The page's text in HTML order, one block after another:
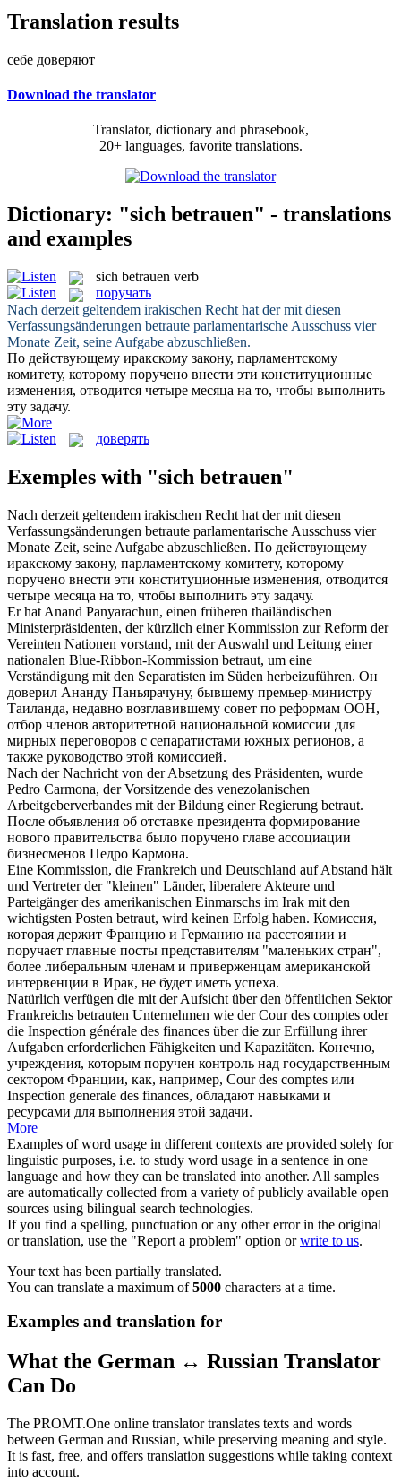
Translation results
себе доверяют
Download the translator
Translator, dictionary and phrasebook,
20+ languages, favorite translations.
Dictionary: "sich betrauen" - translations
and examples
sich betrauen verb
поручать
Nach derzeit geltendem irakischen Recht hat der mit diesen
Verfassungsänderungen betraute parlamentarische Ausschuss vier
Monate Zeit, seine Aufgabe abzuschließen.
По действующему иракскому закону, парламентскому
комитету, которому поручено внести эти конституционные
изменения, отводится четыре месяца на то, чтобы выполнить
эту задачу.
доверять
Exemples with "sich betrauen"
Nach derzeit geltendem irakischen Recht hat der mit diesen
Verfassungsänderungen betraute parlamentarische Ausschuss vier
Monate Zeit, seine Aufgabe abzuschließen. По действующему
иракскому закону, парламентскому комитету, которому
поручено внести эти конституционные изменения, отводится
четыре месяца на то, чтобы выполнить эту задачу.
Er hat Anand Panyarachun, einen früheren thailändischen
Ministerpräsidenten, der kürzlich einer Kommission zur Reform der
Vereinten Nationen vorstand, mit der Auswahl und Leitung einer
nationalen Blue-Ribbon-Kommission betraut, um eine
Verständigung mit den Separatisten im Süden herbeizuführen. Он
доверил Ананду Паньярачуну, бывшему премьер-министру
Таиланда, недавно возглавившему совет по реформам ООН,
отбор членов авторитетной национальной комиссии для
мирных переговоров с сепаратистами южных регионов, а
также руководство этой комиссией.
Nach der Nachricht von der Absetzung des Präsidenten, wurde
Pedro Carmona, der Vorsitzende des venezolanischen
Arbeitgeberverbandes mit der Bildung einer Regierung betraut.
После объявления об отставке президента формирование
нового правительства было поручено главе ассоциации
бизнесменов Педро Кармона.
Eine Kommission, die Frankreich und Deutschland auf Abstand hält
und Vertreter der "kleinen" Länder, liberalere Akteure und
Parteigänger des amerikanischen Einmarschs im Irak mit den
wichtigsten Posten betraut, wird keinen Erfolg haben. Комиссия,
которая держит Францию и Германию на расстоянии и
поручает главные посты представителям "маленьких стран",
более либеральным членам и приверженцам американской
интервенции в Ирак, не будет иметь успеха.
Natürlich verfügen die mit der Aufsicht über den öffentlichen Sektor
Frankreichs betrauten Unternehmen wie der Cour des comptes oder
die Inspection générale des finances über die zur Erfüllung ihrer
Aufgaben erforderlichen Fähigkeiten und Kapazitäten. Конечно,
учреждения, которым поручен контроль над государственным
сектором Франции, как, например, Cour des comptes или
Inspection generale des finances, обладают навыками и
ресурсами для выполнения этой задачи.
More
Examples of word usage in different contexts are provided solely for
linguistic purposes, i.e. to study word usage in a sentence in one
language and how they can be translated into another. All samples
are automatically collected from a variety of publicly available open
sources using bilingual search technologies.
If you find a spelling, punctuation or any other error in the original
or translation, use the "Report a problem" option orwrite to us.
Your text has been partially translated.
You can translate a maximum of5000 characters at a time.
Examples and translation for
What the German ↔ Russian Translator
Can Do
The PROMT.One online translator translates texts and words
between German and Russian, while preserving meaning and style.
It is fast, free, and offers translation suggestions while taking context
into account.